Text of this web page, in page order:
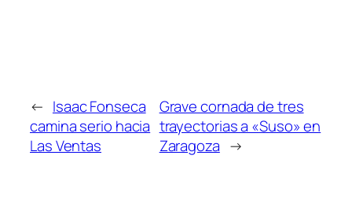
← Isaac Fonseca
camina serio hacia
Las Ventas
Grave cornada de tres
trayectorias a «Suso» en
Zaragoza →